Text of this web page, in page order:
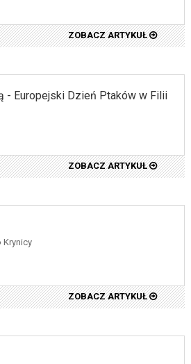
ZOBACZ ARTYKUŁ
- Europejski Dzień Ptaków w Filii
ZOBACZ ARTYKUŁ
Krynicy
ZOBACZ ARTYKUŁ